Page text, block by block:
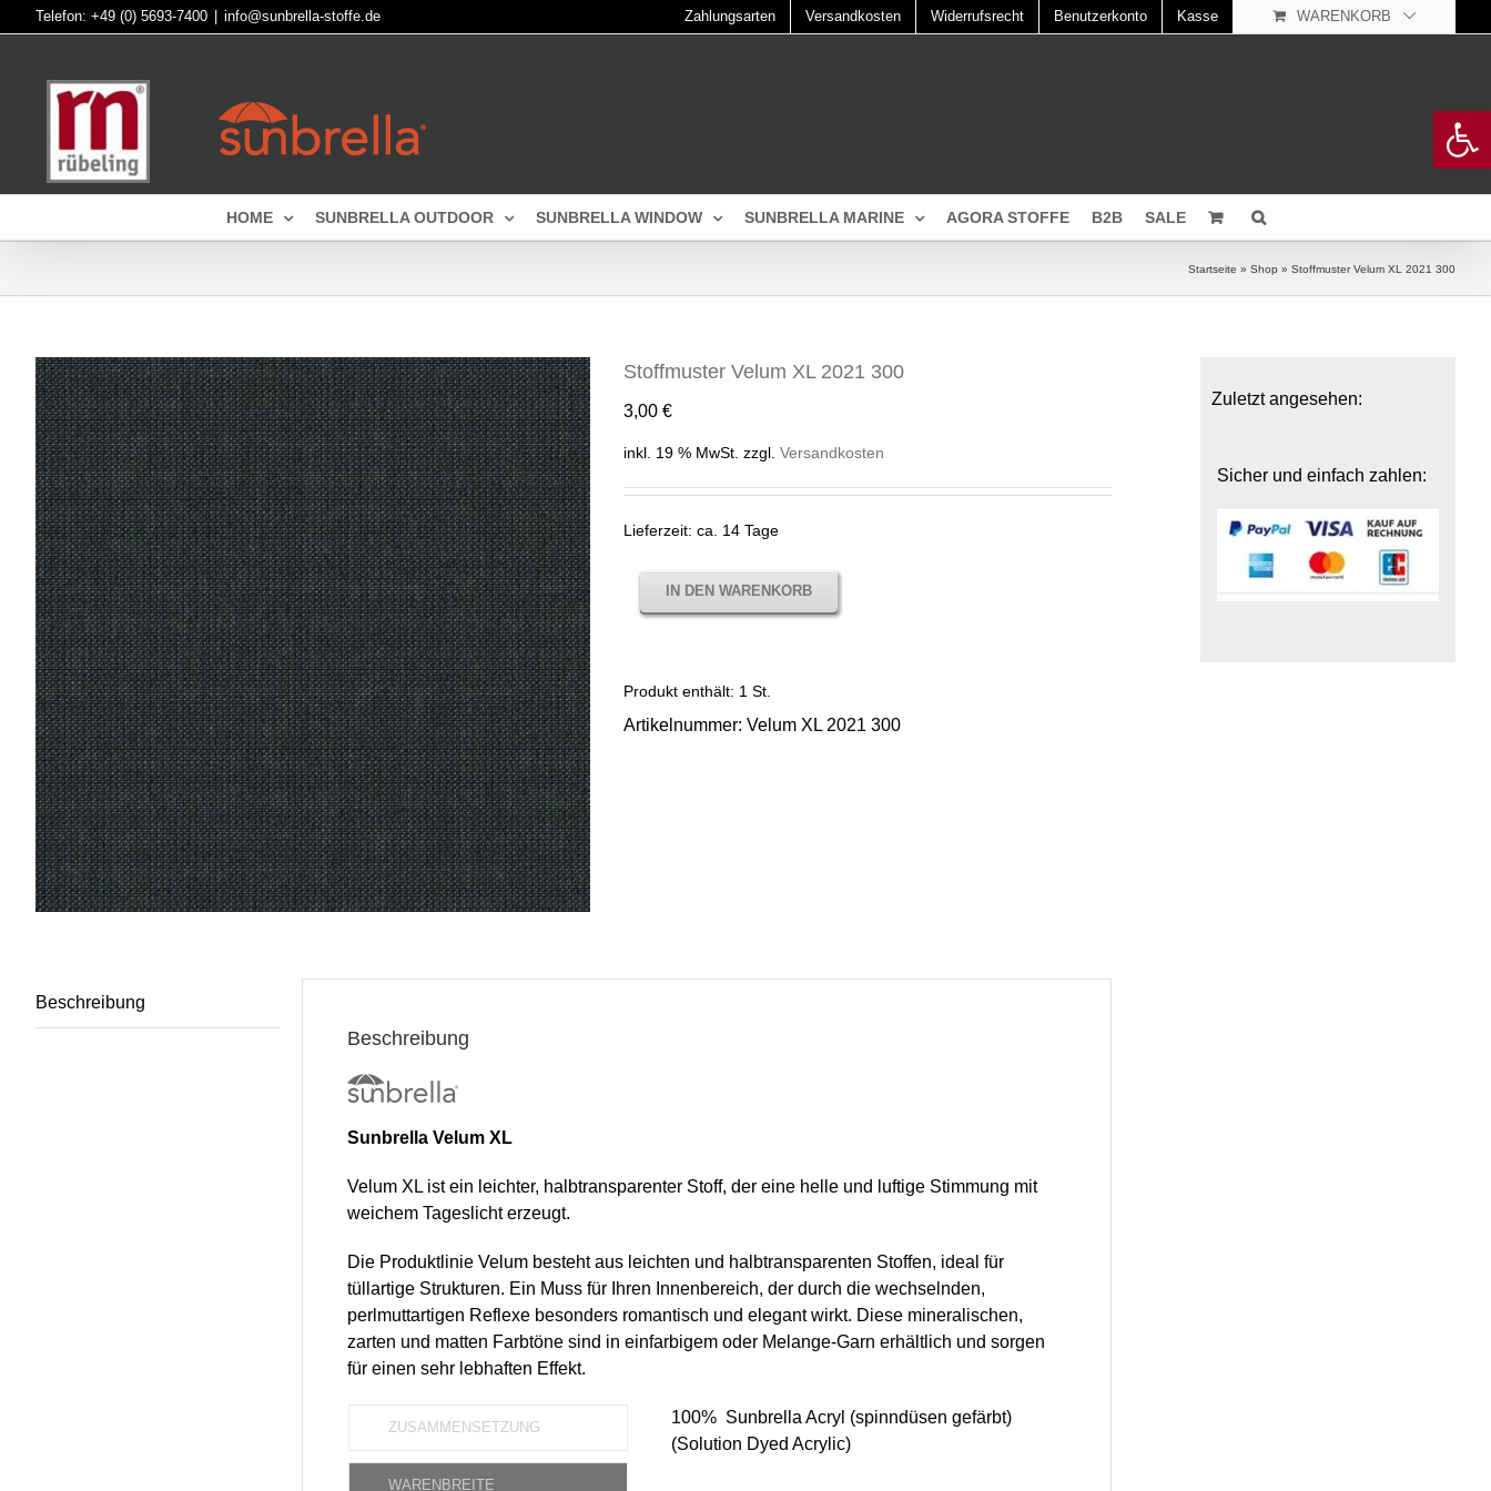
to
Telefon: +49 (0) 5693-7400 info@sunbrella-stoffe.de Zahlungsarten Versandkosten Widerrufsrecht Benutzerkonto Kasse WARENKORB
HOME SUNBRELLA OUTDOOR SUNBRELLA WINDOW SUNBRELLA MARINE AGORA STOFFE B2B SALE
Startseite » Shop » Stoffmuster Velum XL 2021 300
Stoffmuster Velum XL 2021 300
3,00 €
inkl. 19 % MwSt. zzgl. Versandkosten
Lieferzeit: ca. 14 Tage
IN DEN WARENKORB
Produkt enthält: 1 St.
Artikelnummer: Velum XL 2021 300
Beschreibung
Beschreibung
Sunbrella Velum XL
Velum XL ist ein leichter, halbtransparenter Stoff, der eine helle und luftige Stimmung mit
weichem Tageslicht erzeugt.
Die Produktlinie Velum besteht aus leichten und halbtransparenten Stoffen, ideal für
tüllartige Strukturen. Ein Muss für Ihren Innenbereich, der durch die wechselnden,
perlmuttartigen Reflexe besonders romantisch und elegant wirkt. Diese mineralischen,
zarten und matten Farbtöne sind in einfarbigem oder Melange-Garn erhältlich und sorgen
für einen sehr lebhaften Effekt.
ZUSAMMENSETZUNG
WARENBREITE
100% Sunbrella Acryl (spinndüsen gefärbt)
(Solution Dyed Acrylic)
Zuletzt angesehen:
Sicher und einfach zahlen: